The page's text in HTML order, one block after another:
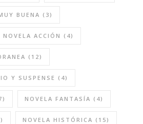
BUENA (3)
NOVELA ACCIÓN (4)
(12)
Y SUSPENSE (4)
NOVELA FANTASÍA (4)
NOVELA HISTÓRICA (15)